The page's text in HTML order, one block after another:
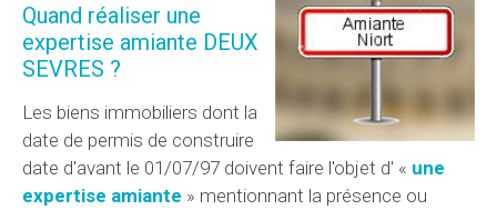
Quand réaliser une
expertise amiante DEUX
SEVRES ?
Les biens immobiliers dont la
date de permis de construire
date d'avant le 01/07/97 doivent faire l'objet d' « une
expertise amiante » mentionnant la présence ou